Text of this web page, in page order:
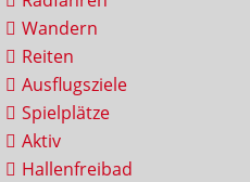
Wandern
Reiten
Ausflugsziele
Spielplätze
Aktiv
Hallenfreibad